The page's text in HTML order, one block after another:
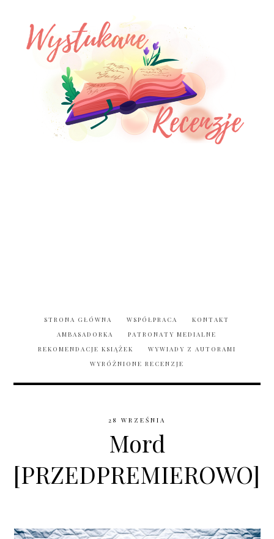
STRONA GŁÓWNA WSPÓŁPRACA
KONTAKT
AMBASADORKA
PATRONATY MEDIALNE
REKOMENDACJE KSIĄŻEK
WYWIADY Z AUTORAMI
WYRÓŻNIONE RECENZJE
28 WRZEŚNIA
Mord
[PRZEDPREMIEROWO]